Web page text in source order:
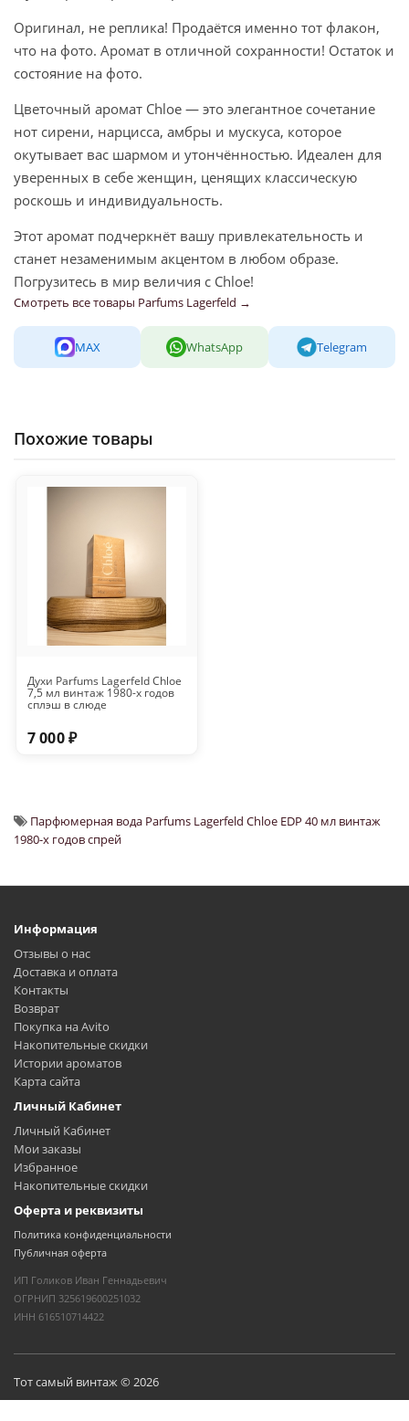
Оригинал, не реплика! Продаётся именно тот флакон,
что на фото. Аромат в отличной сохранности! Остаток и
состояние на фото.
Цветочный аромат Chloe — это элегантное сочетание
нот сирени, нарцисса, амбры и мускуса, которое
окутывает вас шармом и утончённостью. Идеален для
уверенных в себе женщин, ценящих классическую
роскошь и индивидуальность.
Этот аромат подчеркнёт вашу привлекательность и
станет незаменимым акцентом в любом образе.
Погрузитесь в мир величия с Chloe!
Смотреть все товары Parfums Lagerfeld →
MAX WhatsApp Telegram
Похожие товары
Духи Parfums Lagerfeld Chloe
7,5 мл винтаж 1980-х годов
сплэш в слюде
7 000 ₽
Парфюмерная вода Parfums Lagerfeld Chloe EDP 40 мл винтаж
1980-х годов спрей
Информация
Отзывы о нас
Доставка и оплата
Контакты
Возврат
Покупка на Avito
Накопительные скидки
Истории ароматов
Карта сайта
Личный Кабинет
Личный Кабинет
Мои заказы
Избранное
Накопительные скидки
Оферта и реквизиты
Политика конфиденциальности
Публичная оферта
ИП Голиков Иван Геннадьевич
ОГРНИП 325619600251032
ИНН 616510714422
Тот самый винтаж © 2026